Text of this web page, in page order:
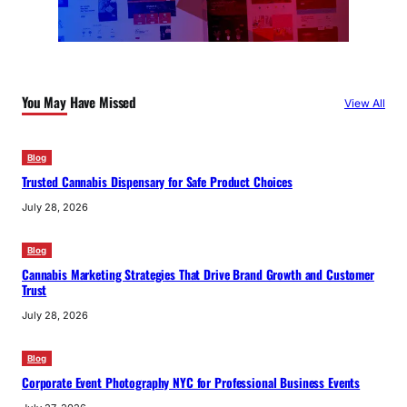
You May Have Missed View All
Blog
Trusted Cannabis Dispensary for Safe Product Choices
July 28, 2026
Blog
Cannabis Marketing Strategies That Drive Brand Growth and Customer
Trust
July 28, 2026
Blog
Corporate Event Photography NYC for Professional Business Events